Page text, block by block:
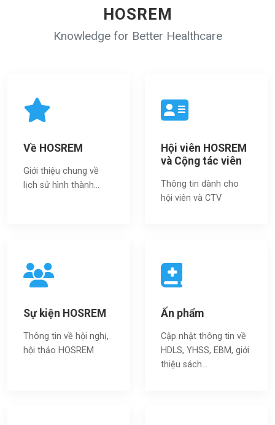
HOSREM
Knowledge for Better Healthcare
Về HOSREM
Giới thiệu chung về
lịch sử hình thành...
Hội viên HOSREM
và Cộng tác viên
Thông tin dành cho
hội viên và CTV
Sự kiện HOSREM
Thông tin về hội nghị,
hội thảo HOSREM
Ấn phẩm
Cập nhật thông tin về
HDLS, YHSS, EBM, giới
thiệu sách…